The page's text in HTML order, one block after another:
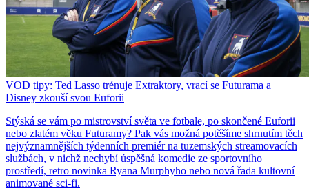
VOD tipy: Ted Lasso trénuje Extraktory, vrací se Futurama a
Disney zkouší svou Euforii
Stýská se vám po mistrovství světa ve fotbale, po skončené Euforii
nebo zlatém věku Futuramy? Pak vás možná potěšíme shrnutím těch
nejvýznamnějších týdenních premiér na tuzemských streamovacích
službách, v nichž nechybí úspěšná komedie ze sportovního
prostředí, retro novinka Ryana Murphyho nebo nová řada kultovní
animované sci-fi.